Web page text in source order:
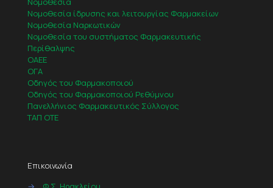
Νομοθεσία ίδρυσης και λειτουργίας Φαρμακείων
Νομοθεσία Ναρκωτικών
Νομοθεσία του συστήματος Φαρμακευτικής
Περίθαλψης
ΟΑΕΕ
ΟΓΑ
Οδηγός του Φαρμακοποιού
Οδηγός του Φαρμακοποιού Ρεθύμνου
Πανελλήνιος Φαρμακευτικός Σύλλογος
ΤΑΠ ΟΤΕ
Επικοινωνία